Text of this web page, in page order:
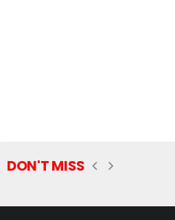
DON'T MISS